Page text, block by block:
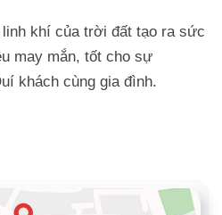
khí của trời đất tạo ra sức
may mắn, tốt cho sự
khách cùng gia đình.